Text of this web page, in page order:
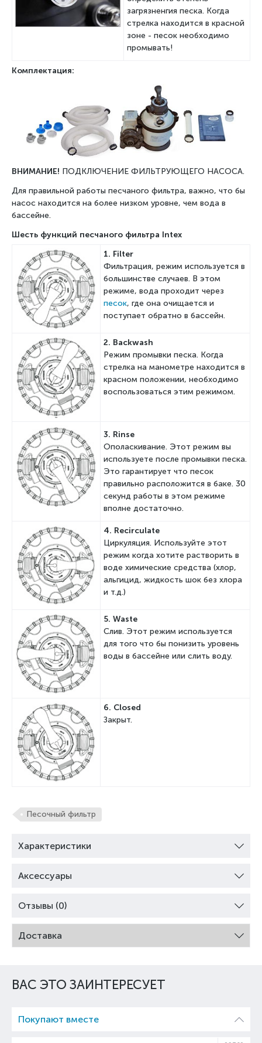
загрязненгия песка. Когда
стрелка находится в красной
зоне - песок необходимо
промывать!
Комплектация:
ВНИМАНИЕ! ПОДКЛЮЧЕНИЕ ФИЛЬТРУЮЩЕГО НАСОСА.
Для правильной работы песчаного фильтра, важно, что бы
насос находится на более низком уровне, чем вода в
бассейне.
Шесть функций песчаного фильтра Intex
1. Filter
Фильтрация, режим используется в
большинстве случаев. В этом
режиме, вода проходит через
песок, где она очищается и
поступает обратно в бассейн.
2. Backwash
Режим промывки песка. Когда
стрелка на манометре находится в
красном положении, необходимо
воспользоваться этим режимом.
3. Rinse
Ополаскивание. Этот режим вы
используете после промывки песка.
Это гарантирует что песок
правильно расположится в баке. 30
секунд работы в этом режиме
вполне достаточно.
4. Recirculate
Циркуляция. Используйте этот
режим когда хотите растворить в
воде химические средства (хлор,
альгицид, жидкость шок без хлора
и т.д.)
5. Waste
Слив. Этот режим используется
для того что бы понизить уровень
воды в бассейне или слить воду.
6. Сlosed
Закрыт.
Песочный фильтр
Характеристики
Аксессуары
Отзывы (0)
Доставка
ВАС ЭТО ЗАИНТЕРЕСУЕТ
Покупают вместе